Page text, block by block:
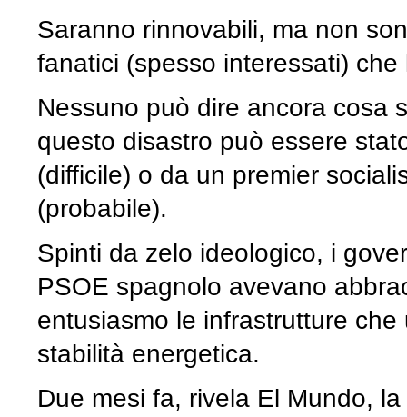
Saranno rinnovabili, ma non
fanatici (spesso interessati)
Nessuno può dire ancora cosa
questo disastro può essere
(difficile) o da un premier
(probabile).
Spinti da zelo ideologico, i
PSOE spagnolo avevano
entusiasmo le infrastrutture
stabilità energetica.
Due mesi fa, rivela El Mundo,